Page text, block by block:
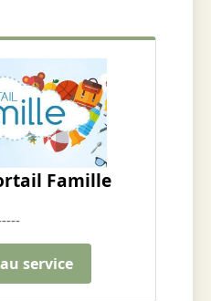
Famille
service